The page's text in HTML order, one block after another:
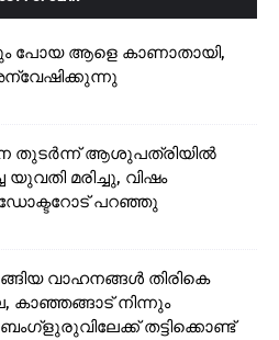
പോയ ആളെ കാണാതായി,
തുടർന്ന് ആശുപത്രിയിൽ
യുവതി മരിച്ചു, വിഷം
ഡോക്ടറോട് പറഞ്ഞു
വാഹനങ്ങൾ തിരികെ
കാഞ്ഞങ്ങാട് നിന്നും
തട്ടിക്കൊണ്ട്